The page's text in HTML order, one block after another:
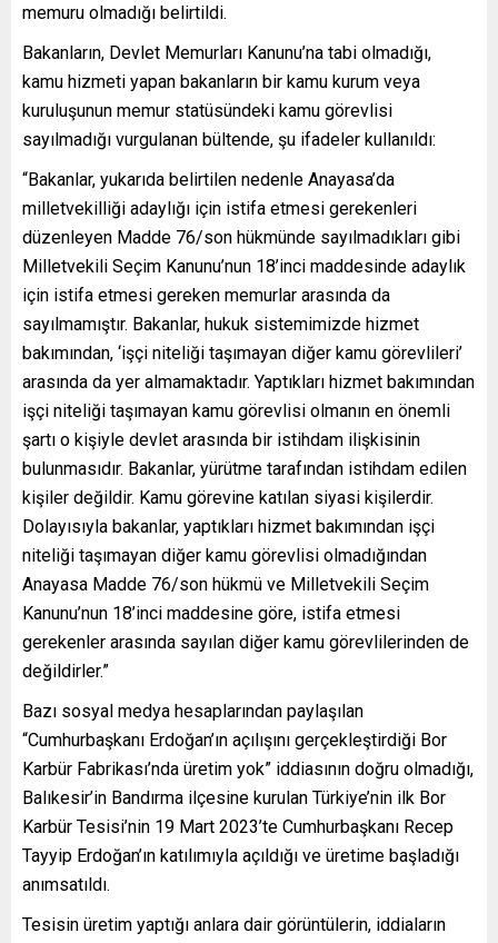
memuru olmadığı belirtildi.
Bakanların, Devlet Memurları Kanunu’na tabi olmadığı,
kamu hizmeti yapan bakanların bir kamu kurum veya
kuruluşunun memur statüsündeki kamu görevlisi
sayılmadığı vurgulanan bültende, şu ifadeler kullanıldı:
“Bakanlar, yukarıda belirtilen nedenle Anayasa’da
milletvekilliği adaylığı için istifa etmesi gerekenleri
düzenleyen Madde 76/son hükmünde sayılmadıkları gibi
Milletvekili Seçim Kanunu’nun 18’inci maddesinde adaylık
için istifa etmesi gereken memurlar arasında da
sayılmamıştır. Bakanlar, hukuk sistemimizde hizmet
bakımından, ‘işçi niteliği taşımayan diğer kamu görevlileri’
arasında da yer almamaktadır. Yaptıkları hizmet bakımından
işçi niteliği taşımayan kamu görevlisi olmanın en önemli
şartı o kişiyle devlet arasında bir istihdam ilişkisinin
bulunmasıdır. Bakanlar, yürütme tarafından istihdam edilen
kişiler değildir. Kamu görevine katılan siyasi kişilerdir.
Dolayısıyla bakanlar, yaptıkları hizmet bakımından işçi
niteliği taşımayan diğer kamu görevlisi olmadığından
Anayasa Madde 76/son hükmü ve Milletvekili Seçim
Kanunu’nun 18’inci maddesine göre, istifa etmesi
gerekenler arasında sayılan diğer kamu görevlilerinden de
değildirler.”
Bazı sosyal medya hesaplarından paylaşılan
“Cumhurbaşkanı Erdoğan’ın açılışını gerçekleştirdiği Bor
Karbür Fabrikası’nda üretim yok” iddiasının doğru olmadığı,
Balıkesir’in Bandırma ilçesine kurulan Türkiye’nin ilk Bor
Karbür Tesisi’nin 19 Mart 2023’te Cumhurbaşkanı Recep
Tayyip Erdoğan’ın katılımıyla açıldığı ve üretime başladığı
anımsatıldı.
Tesisin üretim yaptığı anlara dair görüntülerin, iddiaların